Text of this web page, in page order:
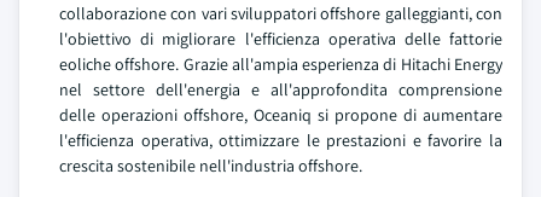
collaborazione con vari sviluppatori offshore galleggianti, con
l'obiettivo di migliorare l'efficienza operativa delle fattorie
eoliche offshore. Grazie all'ampia esperienza di Hitachi Energy
nel settore dell'energia e all'approfondita comprensione
delle operazioni offshore, Oceaniq si propone di aumentare
l'efficienza operativa, ottimizzare le prestazioni e favorire la
crescita sostenibile nell'industria offshore.